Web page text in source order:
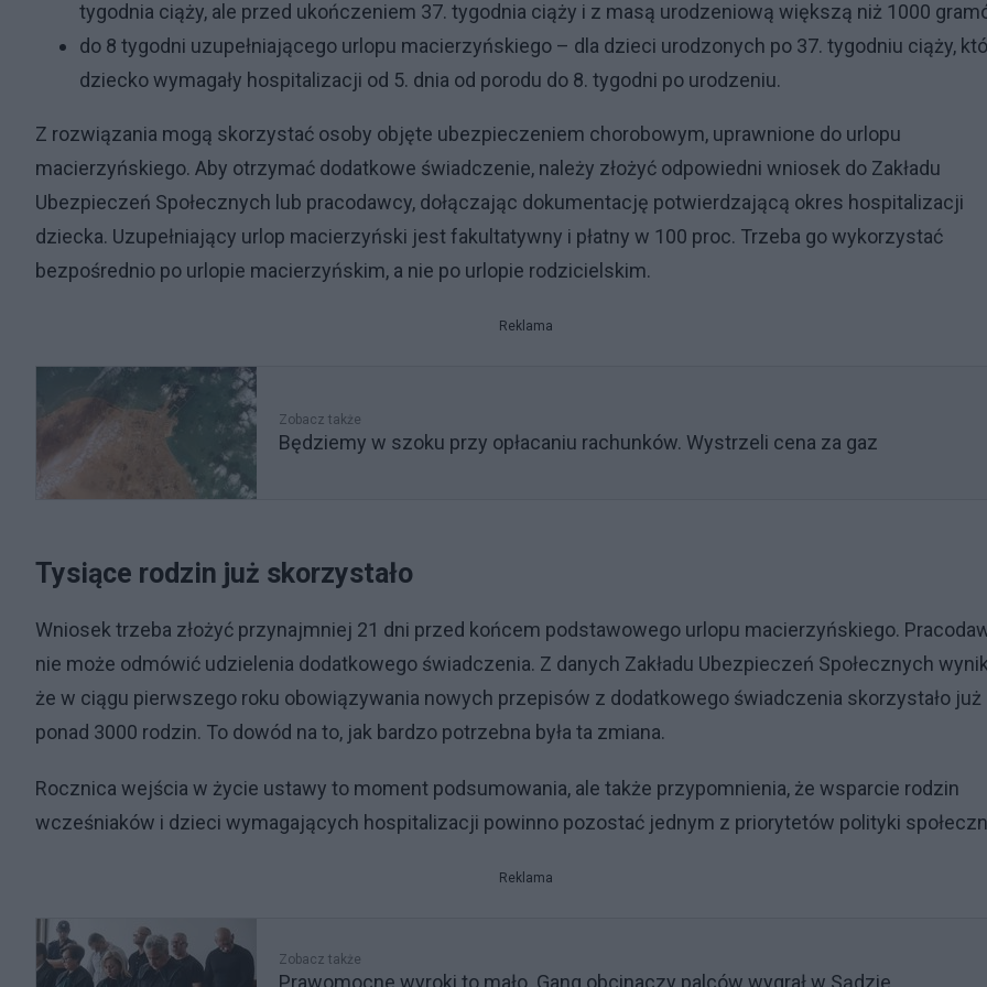
tygodnia ciąży, ale przed ukończeniem 37. tygodnia ciąży i z masą urodzeniową większą niż 1000
do 8 tygodni uzupełniającego urlopu macierzyńskiego – dla dzieci urodzonych po 37. tygodniu ciąży,
dziecko wymagały hospitalizacji od 5. dnia od porodu do 8. tygodni po urodzeniu.
Z rozwiązania mogą skorzystać osoby objęte ubezpieczeniem chorobowym, uprawnione do urlopu
macierzyńskiego. Aby otrzymać dodatkowe świadczenie, należy złożyć odpowiedni wniosek do Zakładu
Ubezpieczeń Społecznych lub pracodawcy, dołączając dokumentację potwierdzającą okres hospitalizacji
dziecka. Uzupełniający urlop macierzyński jest fakultatywny i płatny w 100 proc. Trzeba go wykorzystać
bezpośrednio po urlopie macierzyńskim, a nie po urlopie rodzicielskim.
Reklama
Zobacz także
Będziemy w szoku przy opłacaniu rachunków. Wystrzeli cena za gaz
Tysiące rodzin już skorzystało
Wniosek trzeba złożyć przynajmniej 21 dni przed końcem podstawowego urlopu macierzyńskiego.
nie może odmówić udzielenia dodatkowego świadczenia. Z danych Zakładu Ubezpieczeń Społecznych
że w ciągu pierwszego roku obowiązywania nowych przepisów z dodatkowego świadczenia skorzystało już
ponad 3000 rodzin. To dowód na to, jak bardzo potrzebna była ta zmiana.
Rocznica wejścia w życie ustawy to moment podsumowania, ale także przypomnienia, że wsparcie rodzin
wcześniaków i dzieci wymagających hospitalizacji powinno pozostać jednym z priorytetów polityki
Reklama
Zobacz także
Prawomocne wyroki to mało. Gang obcinaczy palców wygrał w Sądzie